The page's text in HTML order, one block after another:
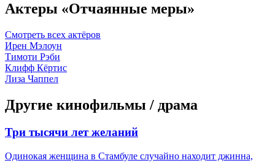
Актеры «Отчаянные меры»
Смотреть всех актёров
Ирен Мэлоун
Тимоти Рэби
Клифф Кёртис
Лиза Чаппел
Другие кинофильмы / драма
Три тысячи лет желаний
Одинокая женщина в Стамбуле случайно находит джинна,